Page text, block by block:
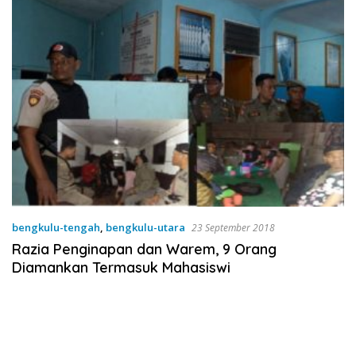
bengkulu-tengah, bengkulu-utara 23 September 2018
Razia Penginapan dan Warem, 9 Orang
Diamankan Termasuk Mahasiswi